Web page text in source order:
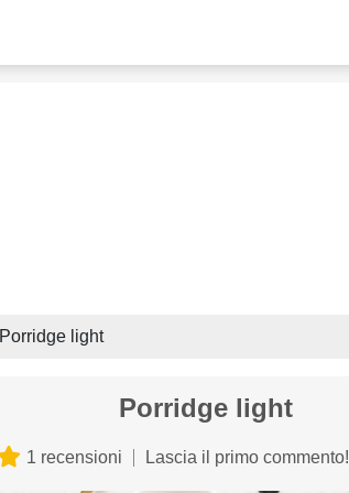
Porridge light
Porridge light
1 recensioni Lascia il primo commento!